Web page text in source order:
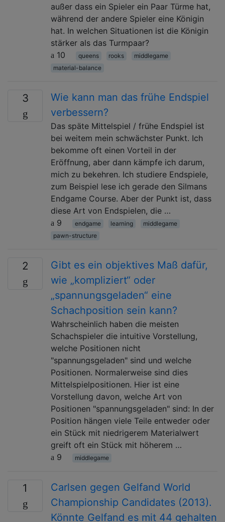
außer dass ein Spieler ein Paar Türme hat,
während der andere Spieler eine Königin
hat. In welchen Situationen ist die Königin
stärker als das Turmpaar?
10
queens rooks
middlegame
material-balance
3
Wie kann man das frühe Endspiel
verbessern?
Das späte Mittelspiel / frühe Endspiel ist
bei weitem mein schwächster Punkt. Ich
bekomme oft einen Vorteil in der
Eröffnung, aber dann kämpfe ich darum,
mich zu bekehren. Ich studiere Endspiele,
zum Beispiel lese ich gerade den Silmans
Endgame Course. Aber der Punkt ist, dass
diese Art von Endspielen, die …
9
endgame learning
middlegame
pawn-structure
2
Gibt es ein objektives Maß dafür,
wie „kompliziert“ oder
„spannungsgeladen“ eine
Schachposition sein kann?
Wahrscheinlich haben die meisten
Schachspieler die intuitive Vorstellung,
welche Positionen nicht
"spannungsgeladen" sind und welche
Positionen. Normalerweise sind dies
Mittelspielpositionen. Hier ist eine
Vorstellung davon, welche Art von
Positionen "spannungsgeladen" sind: In der
Position hängen viele Teile entweder oder
ein Stück mit niedrigerem Materialwert
greift oft ein Stück mit höherem …
9
middlegame
1
Carlsen gegen Gelfand World
Championship Candidates (2013).
Könnte Gelfand es mit 44 gehalten